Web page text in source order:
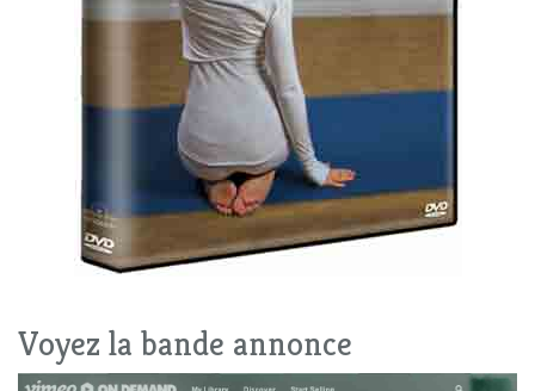
Voyez la bande annonce